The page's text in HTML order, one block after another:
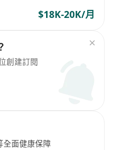
$18K-20K/月
創建訂閱
全面健康保障